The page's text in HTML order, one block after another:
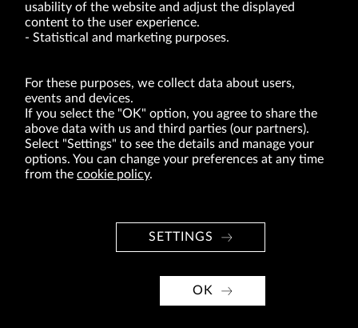
VRG S.A. | 10 Pilotów Street | 31-462 Kraków
Tax Identification Number: 675-000-03-61
District Court for Kraków-Śródmieście in Kraków
XI Economic Department of the National Court Register number 0000047082
of act of 8.03.2013 on combating excessive late payment in commercial transactions
(Journal of Laws of 2019, item 118 as amended).
BRANDS
usability of the website and adjust the displayed
content to the user experience.
Statistical and marketing purposes.
For these purposes, we collect data about users,
events and devices.
If you select the "OK" option, you agree to share the
above data with us and third parties (our partners).
Select "Settings" to see the details and manage your
options. You can change your preferences at any time
from the cookie policy.
SETTINGS
OK